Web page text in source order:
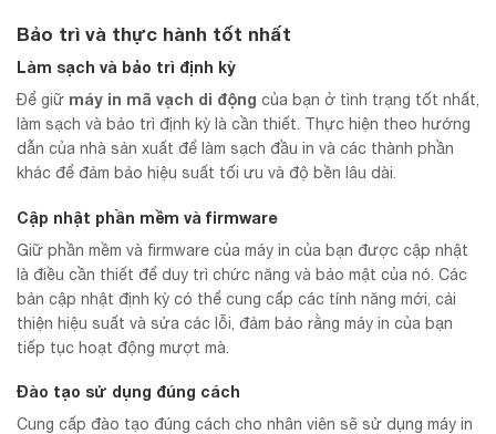
Bảo trì và thực hành tốt nhất
Làm sạch và bảo trì định kỳ
Để giữ máy in mã vạch di động của bạn ở tình trạng tốt nhất,
làm sạch và bảo trì định kỳ là cần thiết. Thực hiện theo hướng
dẫn của nhà sản xuất để làm sạch đầu in và các thành phần
khác để đảm bảo hiệu suất tối ưu và độ bền lâu dài.
Cập nhật phần mềm và firmware
Giữ phần mềm và firmware của máy in của bạn được cập nhật
là điều cần thiết để duy trì chức năng và bảo mật của nó. Các
bản cập nhật định kỳ có thể cung cấp các tính năng mới, cải
thiện hiệu suất và sửa các lỗi, đảm bảo rằng máy in của bạn
tiếp tục hoạt động mượt mà.
Đào tạo sử dụng đúng cách
Cung cấp đào tạo đúng cách cho nhân viên sẽ sử dụng máy in